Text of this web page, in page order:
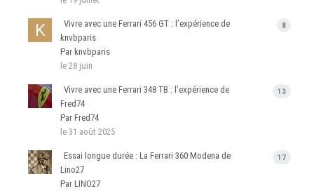
8
Vivre avec une Ferrari 456 GT : l’expérience de
knvbparis
Par knvbparis
le 28 juin
13
Vivre avec une Ferrari 348 TB : l’expérience de
Fred74
Par Fred74
le 31 août 2025
17
Essai longue durée : La Ferrari 360 Modena de
Lino27
Par LINO27